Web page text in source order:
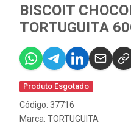
BISCOIT
TORTUGUITA
Produto Esgotado
Código: 37716
Marca: TORTUGUITA